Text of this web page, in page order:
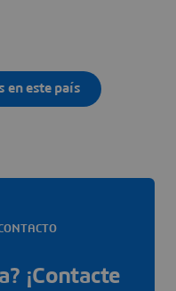
en este país
¡Contacte